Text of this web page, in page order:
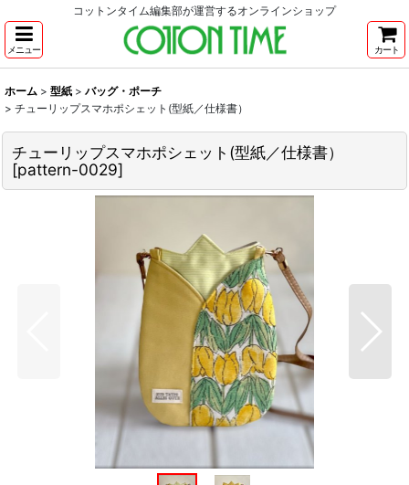
コットンタイム編集部が運営するオンラインショップ
メニュー カート
ホーム > 型紙 > バッグ・ポーチ
> チューリップスマホポシェット(型紙／仕様書）
チューリップスマホポシェット(型紙／仕様書）
[pattern-0029]